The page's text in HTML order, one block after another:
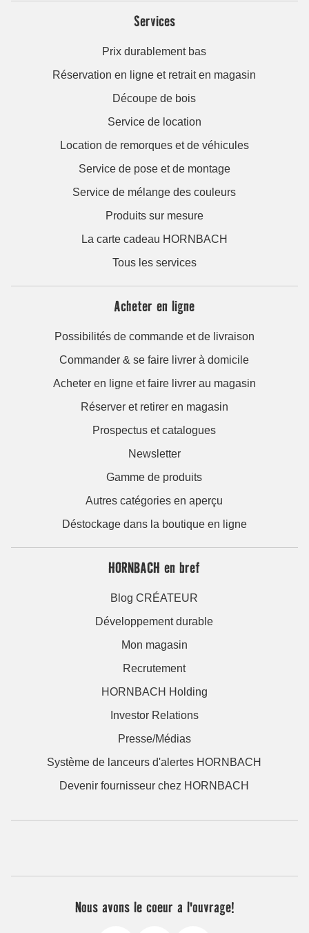
Services
Prix durablement bas
Réservation en ligne et retrait en magasin
Découpe de bois
Service de location
Location de remorques et de véhicules
Service de pose et de montage
Service de mélange des couleurs
Produits sur mesure
La carte cadeau HORNBACH
Tous les services
Acheter en ligne
Possibilités de commande et de livraison
Commander & se faire livrer à domicile
Acheter en ligne et faire livrer au magasin
Réserver et retirer en magasin
Prospectus et catalogues
Newsletter
Gamme de produits
Autres catégories en aperçu
Déstockage dans la boutique en ligne
HORNBACH en bref
Blog CRÉATEUR
Développement durable
Mon magasin
Recrutement
HORNBACH Holding
Investor Relations
Presse/Médias
Système de lanceurs d'alertes HORNBACH
Devenir fournisseur chez HORNBACH
Nous avons le coeur a l'ouvrage!